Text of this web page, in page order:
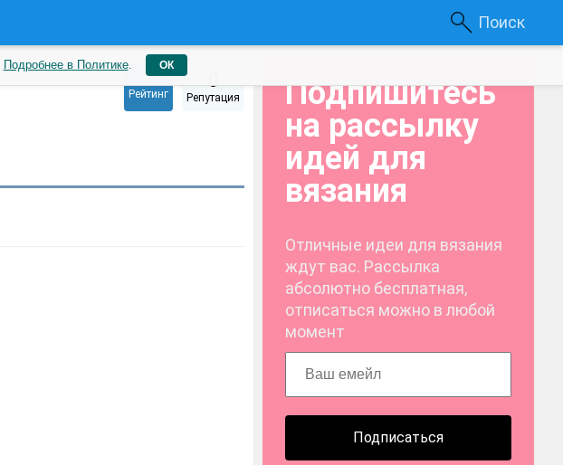
Поиск
0
Рейтинг
0
Репутация
Подпишитесь
на рассылку
идей для
вязания
Отличные идеи для вязания
ждут вас. Рассылка
абсолютно бесплатная,
отписаться можно в любой
момент
Подписаться
Подробнее в Политике. ОК